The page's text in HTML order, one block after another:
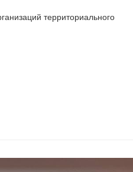
территориального